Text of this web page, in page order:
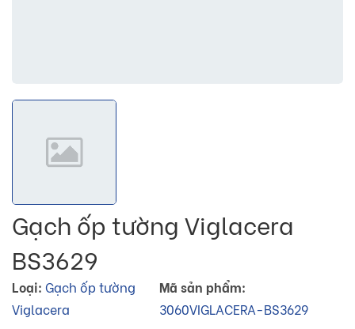
Gạch ốp tường Viglacera
BS3629
Loại: Gạch ốp tường
Viglacera
Mã sản phẩm:
3060VIGLACERA-BS3629